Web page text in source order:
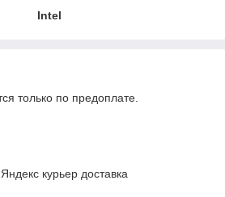
Intel
только по предоплате.
курьер доставка